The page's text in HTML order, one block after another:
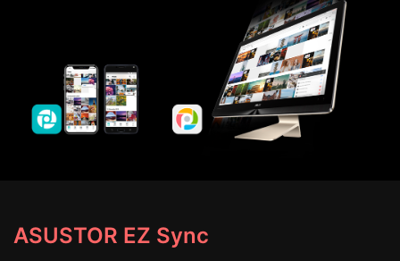
ASUSTOR EZ Sync